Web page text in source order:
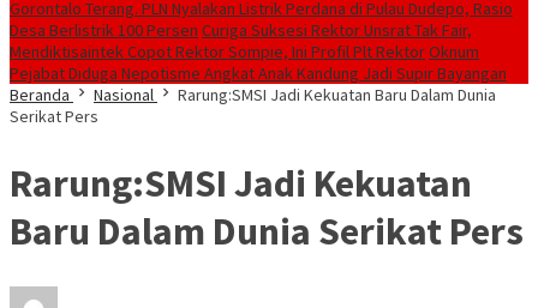
Gorontalo Terang. PLN Nyalakan Listrik Perdana di Pulau Dudepo, Rasio
Desa Berlistrik 100 Persen Curiga Suksesi Rektor Unsrat Tak Fair,
Mendiktisaintek Copot Rektor Sompie, Ini Profil Plt RektorOknum
Pejabat Diduga Nepotisme Angkat Anak Kandung Jadi Supir Bayangan
Beranda
Nasional
Rarung:SMSI Jadi Kekuatan Baru Dalam Dunia
Serikat Pers
Rarung:SMSI Jadi Kekuatan
Baru Dalam Dunia Serikat Pers